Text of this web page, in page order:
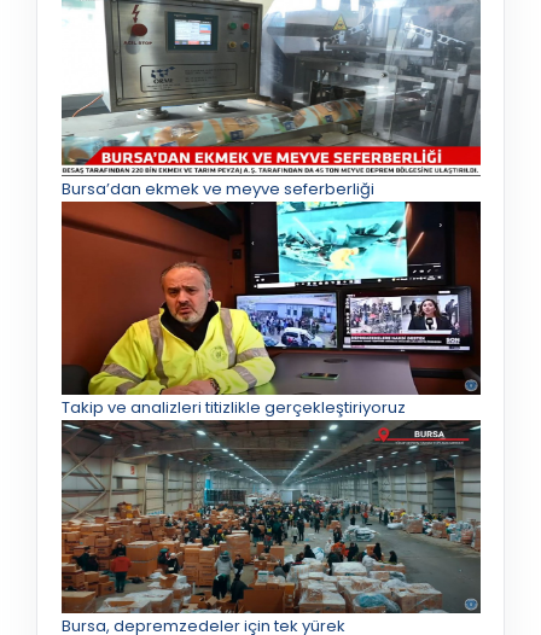
Bursa’dan ekmek ve meyve seferberliği
Takip ve analizleri titizlikle gerçekleştiriyoruz
Bursa, depremzedeler için tek yürek